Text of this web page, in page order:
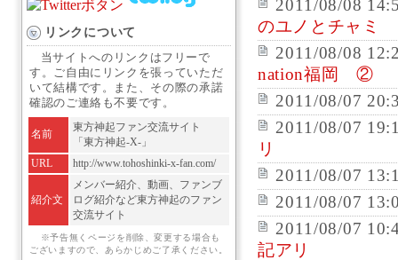
2011/08/08
のユノとチャミ
2011/08/08
nation福岡 ②
2011/08/07
2011/08/07
リ
2011/08/07
2011/08/07
2011/08/07
記アリ
リンクについて
当サイトへのリンクはフリーで
す。ご自由にリンクを張っていただ
いて結構です。また、その際の承諾
確認のご連絡も不要です。
名前
東方神起ファン交流サイト
「東方神起-X-」
URL
http://www.tohoshinki-x-fan.com/
紹介文
メンバー紹介、動画、ファンブ
ログ紹介など東方神起のファン
交流サイト
※予告無くページを削除、変更する場合も
ございますので、あらかじめご了承ください。